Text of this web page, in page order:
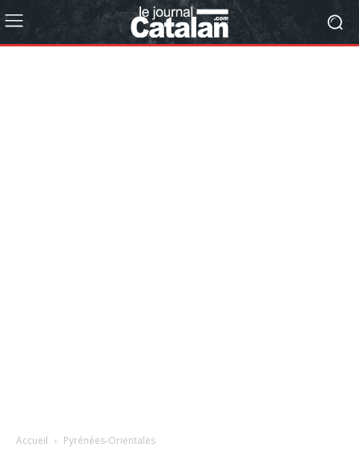
Accueil Pyrénées-Orientales